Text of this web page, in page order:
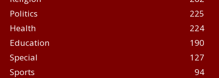
Politics
225
Health
224
Education
190
Special
127
Sports
94